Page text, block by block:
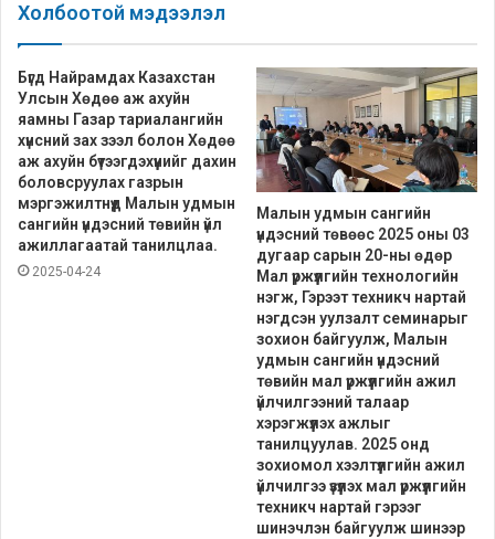
Холбоотой мэдээлэл
Бүгд Найрамдах Казахстан
Улсын Хөдөө аж ахуйн
яамны Газар тариалангийн
хүнсний зах зээл болон Хөдөө
аж ахуйн бүтээгдэхүүнийг дахин
боловсруулах газрын
мэргэжилтнүүд Малын удмын
сангийн үндэсний төвийн үйл
ажиллагаатай танилцлаа.
2025-04-24
Малын удмын сангийн
үндэсний төвөөс 2025 оны 03
дугаар сарын 20-ны өдөр
Мал үржүүлгийн технологийн
нэгж, Гэрээт техникч нартай
нэгдсэн уулзалт семинарыг
зохион байгуулж, Малын
удмын сангийн үндэсний
төвийн мал үржүүлгийн ажил
үйлчилгээний талаар
хэрэгжүүлэх ажлыг
танилцуулав. 2025 онд
зохиомол хээлтүүлгийн ажил
үйлчилгээ үзүүлэх мал үржүүлгийн
техникч нартай гэрээг
шинэчлэн байгуулж шинээр